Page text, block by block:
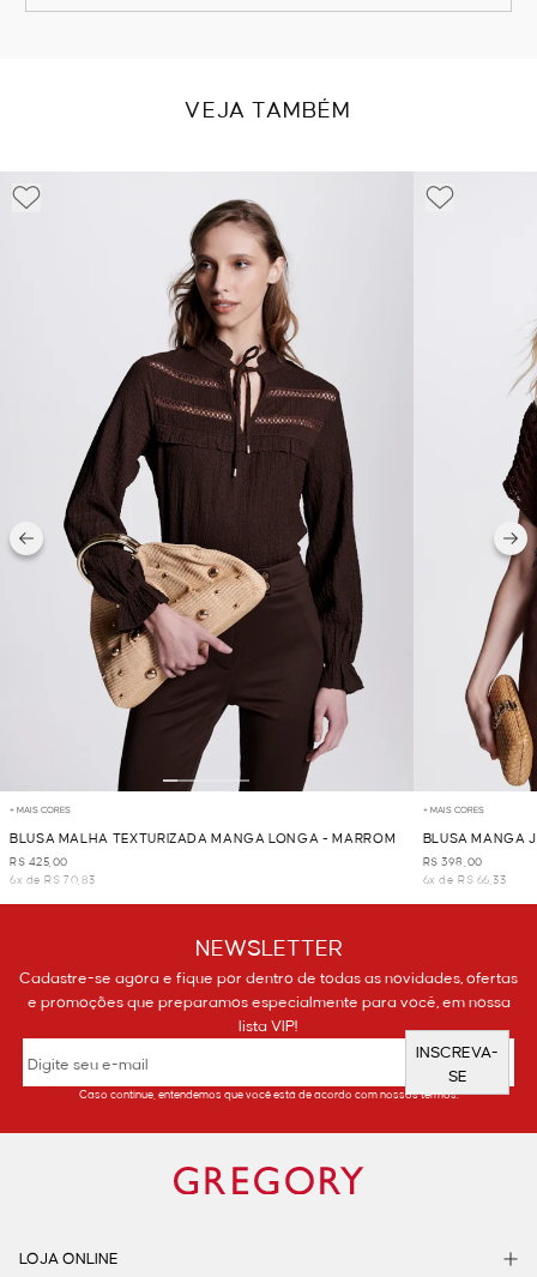
VEJA TAMBÉM
+ MAIS CORES
BLUSA MALHA TEXTURIZADA MANGA LONGA - MARROM
R$ 425,00
6x de R$ 70,83
+ MAIS CORES
BLUSA MANGA
R$ 398,00
6x de R$ 66,33
NEWSLETTER
Cadastre-se agora e fique por dentro de todas as novidades, ofertas
e promoções que preparamos especialmente para você, em nossa
lista VIP!
INSCREVA-
SE
Caso continue, entendemos que você está de acordo com nossos termos.
LOJA ONLINE